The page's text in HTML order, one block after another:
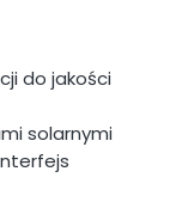
do jakości
solarnymi